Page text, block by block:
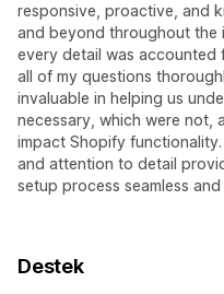
responsive, proactive, and
and beyond throughout the
every detail was accounted
all of my questions
invaluable in helping us
necessary, which were not,
impact Shopify
and attention to detail
setup process seamless
Destek